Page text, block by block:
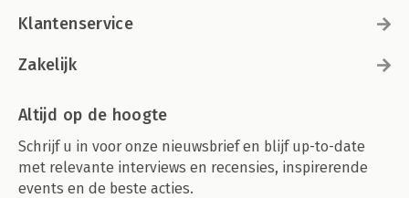
Klantenservice
Zakelijk
Altijd op de hoogte
Schrijf u in voor onze nieuwsbrief en blijf up-to-date
met relevante interviews en recensies, inspirerende
events en de beste acties.